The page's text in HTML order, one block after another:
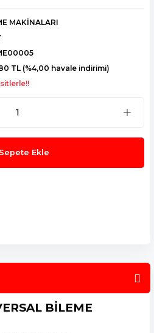
MAKİNALARI
TL (%4,00 havale indirimi)
Sepete Ekle
BİLEME